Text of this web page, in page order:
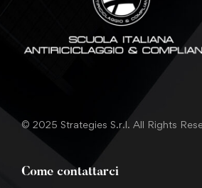
© 2025 Strategies S.r.l. All Rights
Come contattarci